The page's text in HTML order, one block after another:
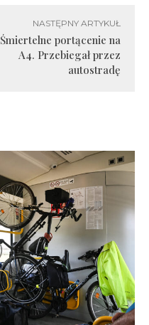
NASTĘPNY ARTYKUŁ
Śmiertelne portącenie na
A4. Przebiegał przez
autostradę